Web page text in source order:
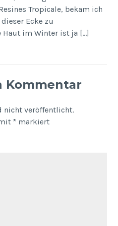
Tropicale, bekam ich
Ecke zu
Haut im Winter ist ja […]
Kommentar
nicht veröffentlicht.
* markiert